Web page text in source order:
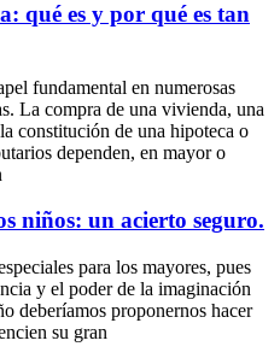
qué es y por qué es tan
fundamental en numerosas
La compra de una vivienda, una
constitución de una hipoteca o
dependen, en mayor o
niños: un acierto seguro.
para los mayores, pues
y el poder de la imaginación
deberíamos proponernos hacer
su gran